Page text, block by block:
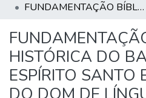
FUNDAMENTAÇÃO BÍBLICA E HISTÓRICA DO BATISMO NO ESPÍRITO SANTO E A EVIDÊNCIA DO DOM DE LÍNGUAS
HISTÓRICA DO
ESPÍRITO SANTO